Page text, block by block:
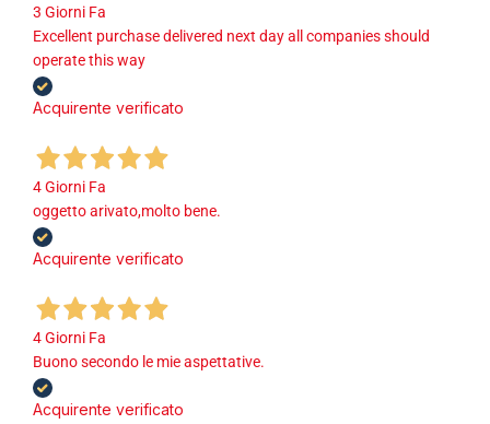
3 Giorni Fa
Excellent purchase delivered next day all companies should
operate this way
Acquirente verificato
4 Giorni Fa
oggetto arivato,molto bene.
Acquirente verificato
4 Giorni Fa
Buono secondo le mie aspettative.
Acquirente verificato